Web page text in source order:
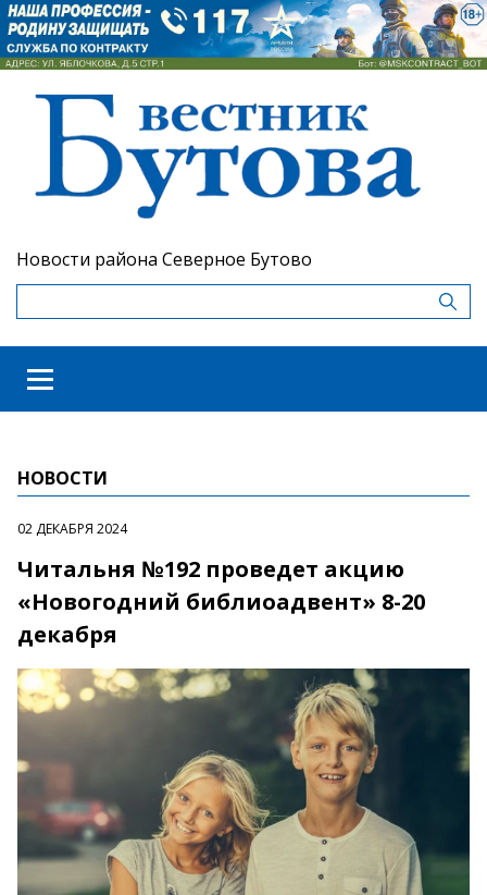
Новости района Северное Бутово
НОВОСТИ
02 ДЕКАБРЯ 2024
Читальня №192 проведет акцию
«Новогодний библиоадвент» 8-20
декабря